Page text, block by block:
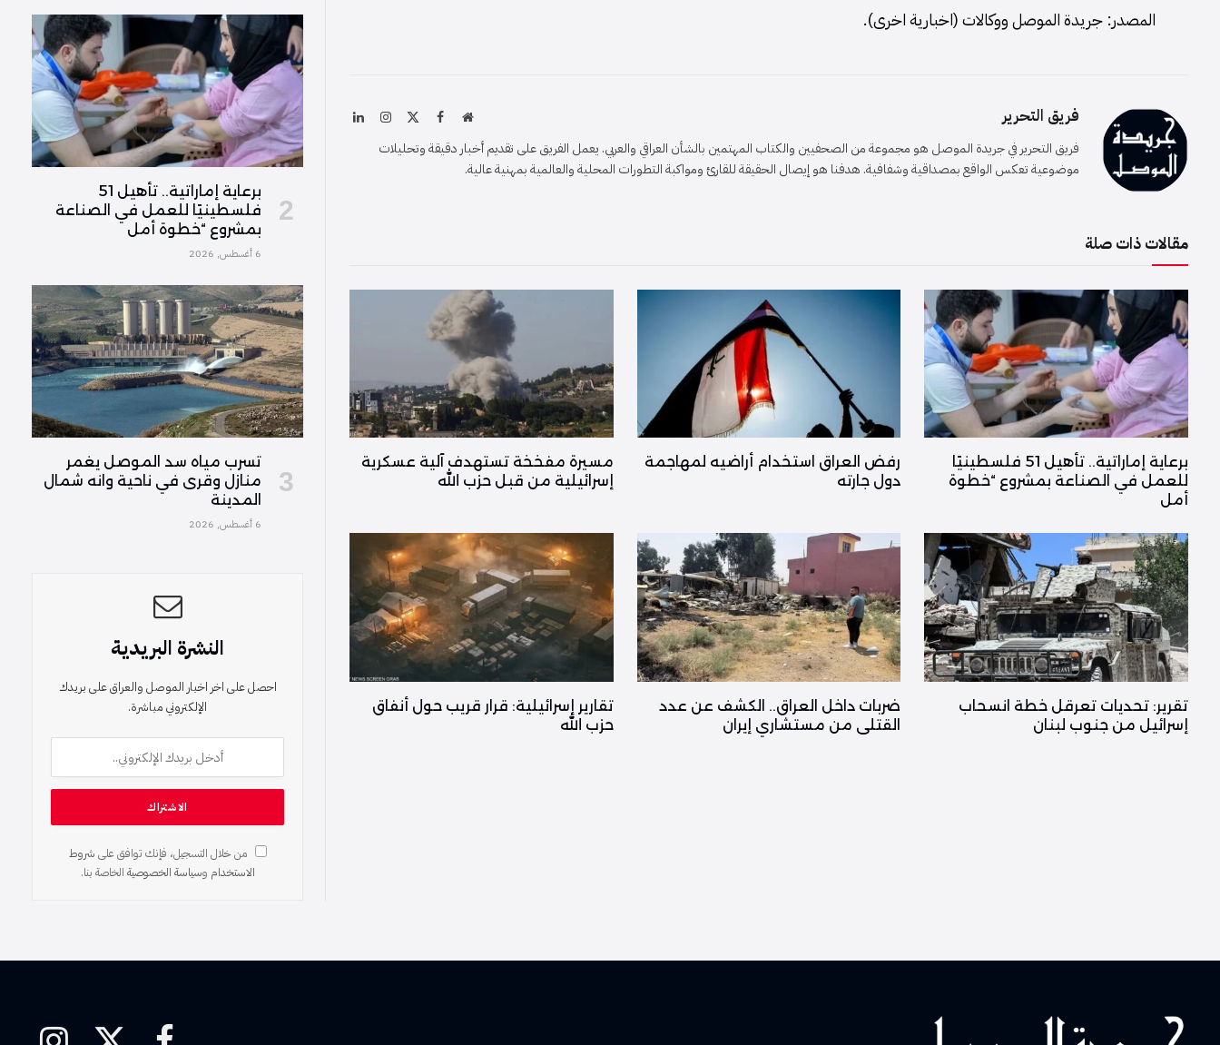
المصدر: جريدة الموصل ووكالات (اخبارية اخرى).
فريق التحرير
موقعفيسبوك الانستغرام
لينكدإن
فريق التحرير في جريدة الموصل هو مجموعة من الصحفيين والكتاب المهتمين بالشأن العراقي والعربي. يعمل الفريق على تقديم أخبار دقيقة وتحليلات
موضوعية تعكس الواقع بمصداقية وشفافية. هدفنا هو إيصال الحقيقة للقارئ ومواكبة التطورات المحلية والعالمية بمهنية عالية.
مقالات ذات صلة
برعاية إماراتية.. تأهيل 51 فلسطينيًا
للعمل في الصناعة بمشروع “خطوة
أمل
رفض العراق استخدام أراضيه لمهاجمة
دول جارته
مسيرة مفخخة تستهدف آلية عسكرية
إسرائيلية من قبل حزب الله
تقرير: تحديات تعرقل خطة انسحاب
إسرائيل من جنوب لبنان
ضربات داخل العراق.. الكشف عن عدد
القتلى من مستشاري إيران
تقارير إسرائيلية: قرار قريب حول أنفاق
حزب الله
برعاية إماراتية.. تأهيل 51
فلسطينيًا للعمل في الصناعة
بمشروع “خطوة أمل
6 أغسطس, 2026
تسرب مياه سد الموصل يغمر
منازل وقرى في ناحية وانه شمال
المدينة
6 أغسطس, 2026
النشرة البريدية
احصل على اخر اخبار الموصل والعراق على بريدك
الإلكتروني مباشرة.
من خلال التسجيل، فإنك توافق على شروط
الاستخدام وسياسة الخصوصية الخاصة بنا.